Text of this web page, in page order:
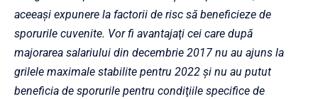
aceeaşi expunere la factorii de risc să beneficieze de
sporurile cuvenite. Vor fi avantajaţi cei care după
majorarea salariului din decembrie 2017 nu au ajuns la
grilele maximale stabilite pentru 2022 şi nu au putut
beneficia de sporurile pentru condiţiile specifice de